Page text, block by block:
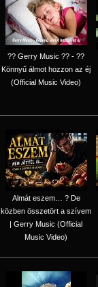
?? Gerry Music ?? - ??
Könnyű álmot hozzon az éj
(Official Music Video)
Almát eszem… ? De
közben összetört a szívem
| Gerry Music (Official
Music Video)